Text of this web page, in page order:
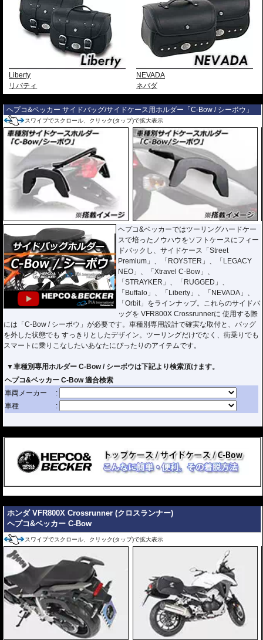
Liberty
リバティ
NEVADA
ネバダ
ヘプコ&ベッカー サイドバッグ/サイドケース用ホルダー「C-Bow / シーボウ」
スワイプでスクロール、クリック(タップ)で拡大表示
ヘプコ&ベッカーではツーリングハードケー
スで培ったノウハウをソフトケースにフィー
ドバックし、サイドケース「Street
Premium」、「ROYSTER」、「LEGACY
NEO」、「Xtravel C-Bow」、
「STRAYKER」、「RUGGED」、
「Buffalo」、「Liberty」、「NEVADA」、
「Orbit」をラインナップ。これらのサイドバ
ッグを VFR800X Crossrunnerに 使用する際
には「C-Bow / シーボウ」が必要です。車種別専用設計で確実な取付と、バッグ
を外した状態でも すっきりとしたデザイン。ツーリングだけでなく、街乗りでも
スマートに乗りこなしたいあなたにぴったりのアイテムです。
▼車種別専用ホルダー C-Bow / シーボウは下記より検索頂けます。
ホンダ VFR800X Crossrunner (クロスランナー)
ヘプコ&ベッカー C-Bow
スワイプでスクロール、クリック(タップ)で拡大表示